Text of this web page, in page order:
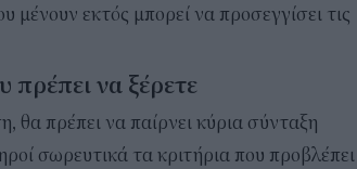
εκτός μπορεί να προσεγγίσει τις
πρέπει να ξέρετε
θα πρέπει να παίρνει κύρια σύνταξη
σωρευτικά τα κριτήρια που προβλέπει